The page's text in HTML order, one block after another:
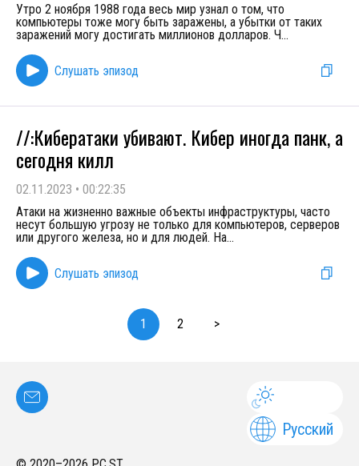
Утро 2 ноября 1988 года весь мир узнал о том, что
компьютеры тоже могу быть заражены, а убытки от таких
заражений могу достигать миллионов долларов. Ч...
Слушать эпизод
//:Кибератаки убивают. Кибер иногда панк, а
сегодня килл
02.11.2023 • 00:22:35
Атаки на жизненно важные объекты инфраструктуры, часто
несут большую угрозу не только для компьютеров, серверов
или другого железа, но и для людей. На...
Слушать эпизод
1 2 >
Русский